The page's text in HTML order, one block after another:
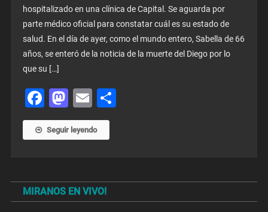
hospitalizado en una clínica de Capital. Se aguarda por
parte médico oficial para constatar cuál es su estado de
salud. En el día de ayer, como el mundo entero, Sabella de 66
años, se enteró de la noticia de la muerte del Diego por lo
que su […]
Facebook
Mastodon
EmailShare
Seguir leyendo
MIRANOS EN VIVO!